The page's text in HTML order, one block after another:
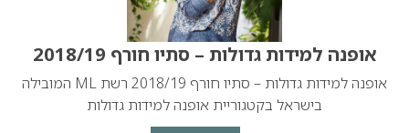
אופנה למידות גדולות – סתיו חורף 2018/19
אופנה למידות גדולות – סתיו חורף 2018/19 רשת ML המובילה
בישראל בקטגוריית אופנה למידות גדולות